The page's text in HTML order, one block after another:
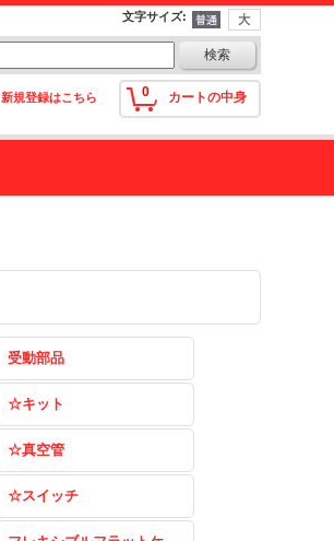
文字サイズ:
0 カートの中身
新規登録はこちら
受動部品
☆キット
☆真空管
☆スイッチ